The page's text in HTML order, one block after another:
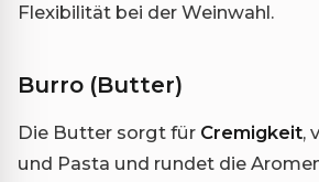
Flexibilität bei der Weinwahl.
Burro (Butter)
Die Butter sorgt für Cremigkeit,
und Pasta und rundet die